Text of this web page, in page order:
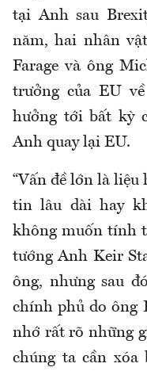
tại Anh sau
năm, hai nhân
Farage và ông
trưởng của EU
hưởng tới bất kỳ
Anh quay lại EU.
“Vấn đề lớn là liệu
tin lâu dài hay
không muốn tính
tướng Anh Keir
ông, nhưng sau
chính phủ do ông
nhớ rất rõ những
chúng ta cần xóa